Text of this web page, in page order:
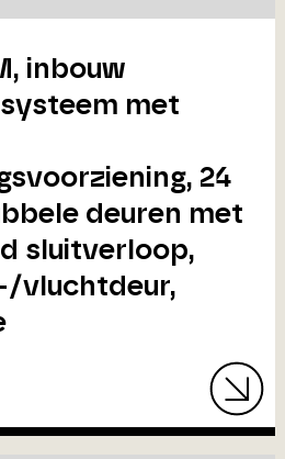
inbouw
met
24
deuren met
sluitverloop,
vluchtdeur,